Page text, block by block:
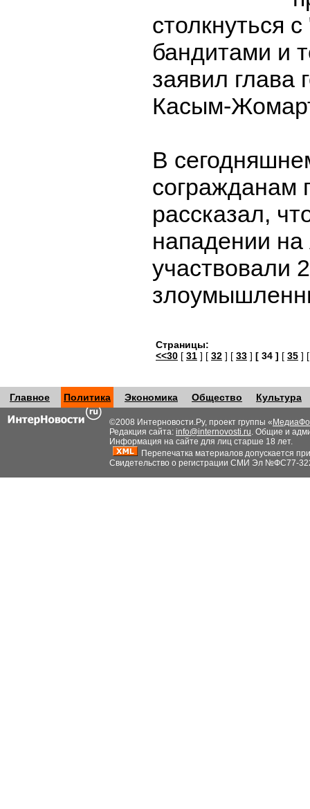
столкнуться
бандитами и
заявил глава
Касым-
В
согражданам
рассказал,
нападении
участвовали
Страницы:
<<30 [ 31 ] [ 32 ] [ 33 ] [ 34 ] [ 35 ]
Главное Политика Экономика Общество Культура
©2008 Интерновости.Ру, проект группы «
Редакция сайта: info@internovosti.ru. Общие и
Информация на сайте для лиц старше 18 лет.
Перепечатка материалов допускается
Свидетельство о регистрации СМИ Эл №ФС77-